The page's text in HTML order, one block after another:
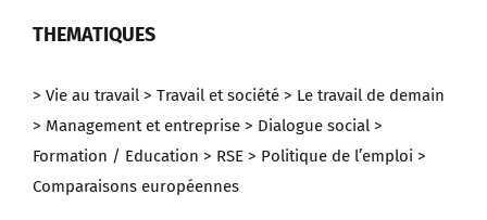
THEMATIQUES
> Vie au travail > Travail et société > Le travail de demain
> Management et entreprise > Dialogue social >
Formation / Education > RSE > Politique de l’emploi >
Comparaisons européennes